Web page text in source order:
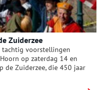
Zuiderzee
tachtig voorstellingen
op zaterdag 14 en
de Zuiderzee, die 450 jaar